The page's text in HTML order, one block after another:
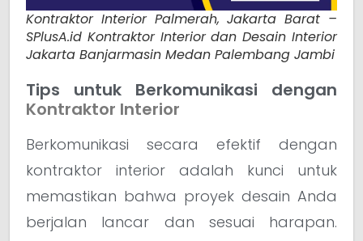
Kontraktor Interior Palmerah, Jakarta Barat –
SPlusA.id Kontraktor Interior dan Desain Interior
Jakarta Banjarmasin Medan Palembang Jambi
Tips untuk Berkomunikasi dengan
Kontraktor Interior
Berkomunikasi secara efektif dengan
kontraktor interior adalah kunci untuk
memastikan bahwa proyek desain Anda
berjalan lancar dan sesuai harapan.